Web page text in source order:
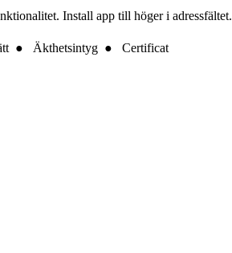
Install app till höger i adressfältet.
● Äkthetsintyg ● Certificat